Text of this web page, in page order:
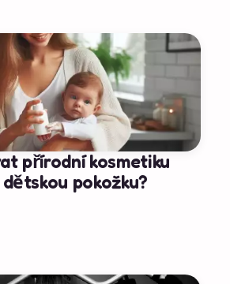
přírodní kosmetiku
pokožku?